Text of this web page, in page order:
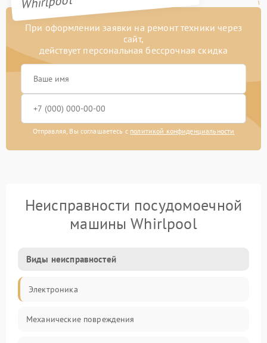
При оформлении заявки на ремонт техники через
сайт,
действует персональная бессрочная скидка
Отправляя, Вы соглашаетесь с политикой конфиденциальности
Неисправности посудомоечной
машины Whirlpool
Виды неисправностей
Электроника
Механические повреждения